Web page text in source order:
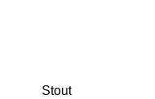
Stout